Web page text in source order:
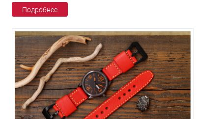
Подробнее